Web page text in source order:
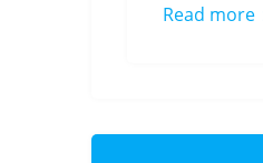
Read more